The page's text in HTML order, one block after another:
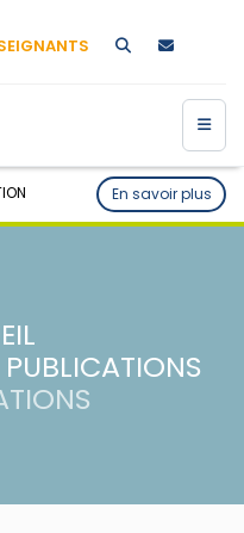
En savoir plus
PUBLICATIONS